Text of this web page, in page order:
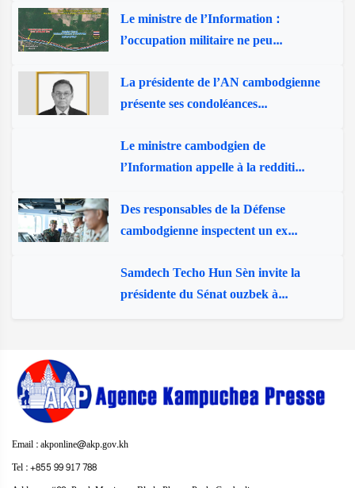
Le ministre de l’Information :
l’occupation militaire ne peu...
La présidente de l’AN cambodgienne
présente ses condoléances...
Le ministre cambodgien de
l’Information appelle à la redditi...
Des responsables de la Défense
cambodgienne inspectent un ex...
Samdech Techo Hun Sèn invite la
présidente du Sénat ouzbek à...
Email : akponline@akp.gov.kh
Tel : +855 99 917 788